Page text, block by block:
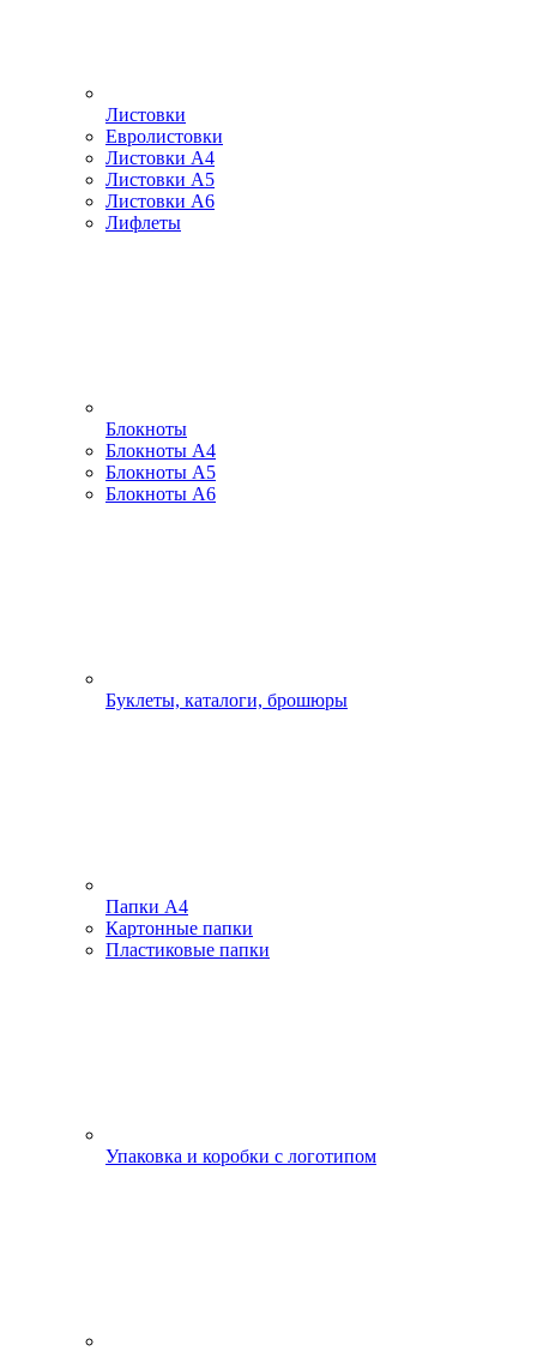
Листовки
Евролистовки
Листовки А4
Листовки А5
Листовки А6
Лифлеты
Блокноты
Блокноты А4
Блокноты А5
Блокноты А6
Буклеты, каталоги, брошюры
Папки А4
Картонные папки
Пластиковые папки
Упаковка и коробки с логотипом